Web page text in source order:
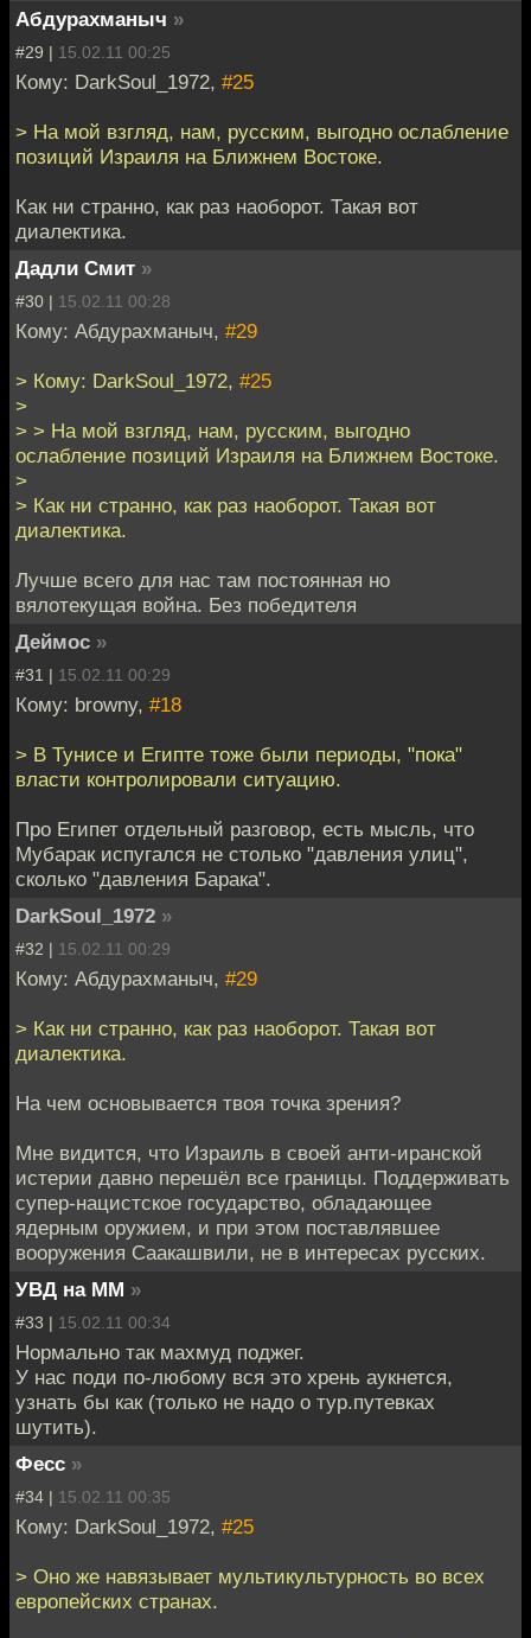
Абдурахманыч »
#29 | 15.02.11 00:25
Кому: DarkSoul_1972, #25
> На мой взгляд, нам, русским, выгодно ослабление
позиций Израиля на Ближнем Востоке.
Как ни странно, как раз наоборот. Такая вот
диалектика.
Дадли Смит »
#30 | 15.02.11 00:28
Кому: Абдурахманыч, #29
> Кому: DarkSoul_1972, #25
>
> > На мой взгляд, нам, русским, выгодно
ослабление позиций Израиля на Ближнем Востоке.
>
> Как ни странно, как раз наоборот. Такая вот
диалектика.
Лучше всего для нас там постоянная но
вялотекущая война. Без победителя
Деймос »
#31 | 15.02.11 00:29
Кому: browny, #18
> В Тунисе и Египте тоже были периоды, "пока"
власти контролировали ситуацию.
Про Египет отдельный разговор, есть мысль, что
Мубарак испугался не столько "давления улиц",
сколько "давления Барака".
DarkSoul_1972 »
#32 | 15.02.11 00:29
Кому: Абдурахманыч, #29
> Как ни странно, как раз наоборот. Такая вот
диалектика.
На чем основывается твоя точка зрения?
Мне видится, что Израиль в своей анти-иранской
истерии давно перешёл все границы. Поддерживать
супер-нацистское государство, обладающее
ядерным оружием, и при этом поставлявшее
вооружения Саакашвили, не в интересах русских.
УВД на ММ »
#33 | 15.02.11 00:34
Нормально так махмуд поджег.
У нас поди по-любому вся это хрень аукнется,
узнать бы как (только не надо о тур.путевках
шутить).
Фесс »
#34 | 15.02.11 00:35
Кому: DarkSoul_1972, #25
> Оно же навязывает мультикультурность во всех
европейских странах.